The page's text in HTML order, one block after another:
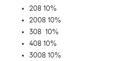
208 10%
2008 10%
308 10%
408 10%
3008 10%